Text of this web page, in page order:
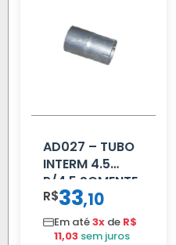
AD027 – TUBO
INTERM 4.5
P/4.5 SOMENTE
PROLONGADOR
R$33,10
Em até3x de R$
11,03 sem juros